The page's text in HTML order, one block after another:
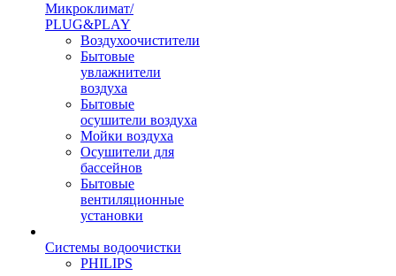
Микроклимат/
PLUG&PLAY
Воздухоочистители
Бытовые
увлажнители
воздуха
Бытовые
осушители воздуха
Мойки воздуха
Осушители для
бассейнов
Бытовые
вентиляционные
установки
Системы водоочистки
PHILIPS